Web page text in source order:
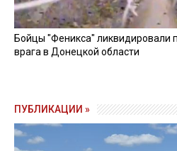
Бойцы "Феникса" ликвидировали
врага в Донецкой области
ПУБЛИКАЦИИ »